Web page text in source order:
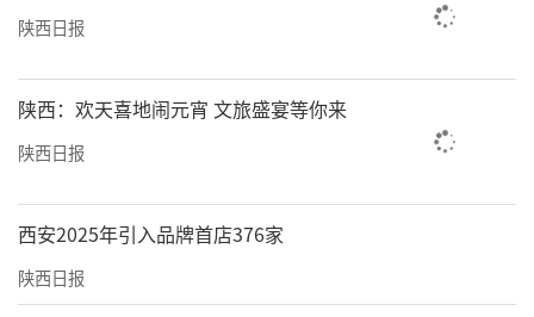
陕西日报
陕西：欢天喜地闹元宵 文旅盛宴等你来
陕西日报
西安2025年引入品牌首店376家
陕西日报